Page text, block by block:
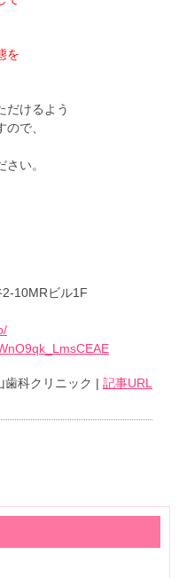
を
だけるよう
で、
い。
10MRビル1F
歯科クリニック 記事URL